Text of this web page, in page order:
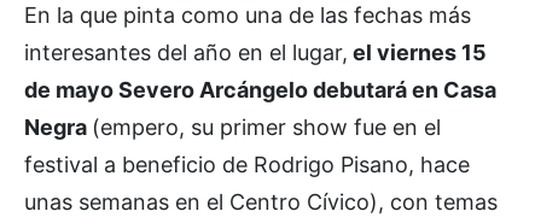
En la que pinta como una de las fechas más
interesantes del año en el lugar, el viernes 15
de mayo Severo Arcángelo debutará en Casa
Negra (empero, su primer show fue en el
festival a beneficio de Rodrigo Pisano, hace
unas semanas en el Centro Cívico), con temas